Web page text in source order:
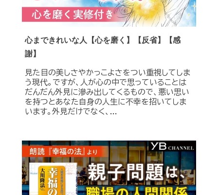
心まできれいな人【心を磨く】【反省】【感
謝】
見た目の美しさやかっこよさをつい重視してしま
う現代。ですが、人が心の中で思っていることは
だんだん外見に滲み出してくるもので、悪い思い
を持つとあなた自身の人生に不幸を招いてしま
います。外見だけでなく、...